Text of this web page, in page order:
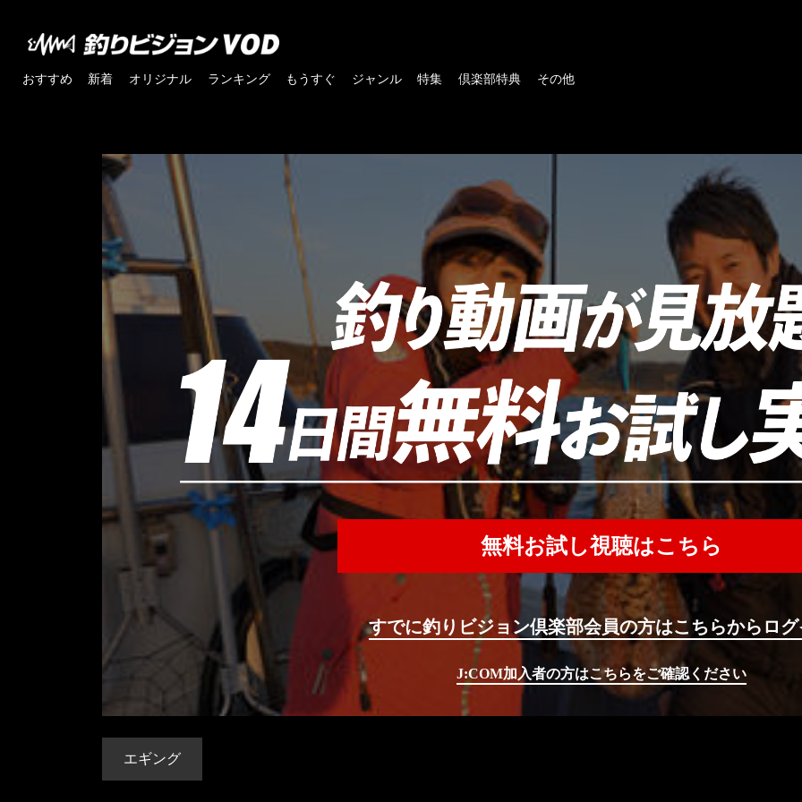
おすすめ 新着 オリジナル ランキング もうすぐ ジャンル 特集 倶楽部特典 その他
無料お試し視聴はこちら
すでに釣りビジョン倶楽部会員の方はこちらからロ
J:COM加入者の方はこちらをご確認ください
エギング